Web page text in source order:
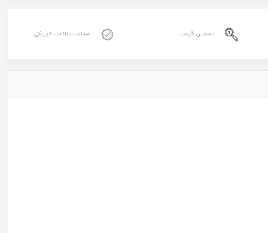
تضمین قیمت ضمانت سلامت فیزیکی